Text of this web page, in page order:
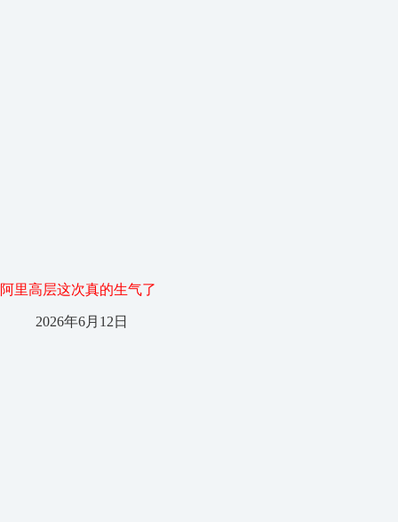
阿里高层这次真的生气了
2026年6月12日